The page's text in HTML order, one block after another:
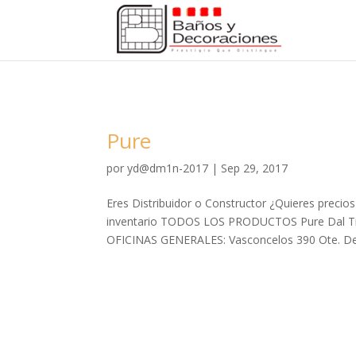
Pure
poryd@dm1n-2017 | Sep 29, 2017
Eres Distribuidor o Constructor ¿Quieres
inventario TODOS LOS PRODUCTOS Pure Dal
OFICINAS GENERALES: Vasconcelos 390 Ote.